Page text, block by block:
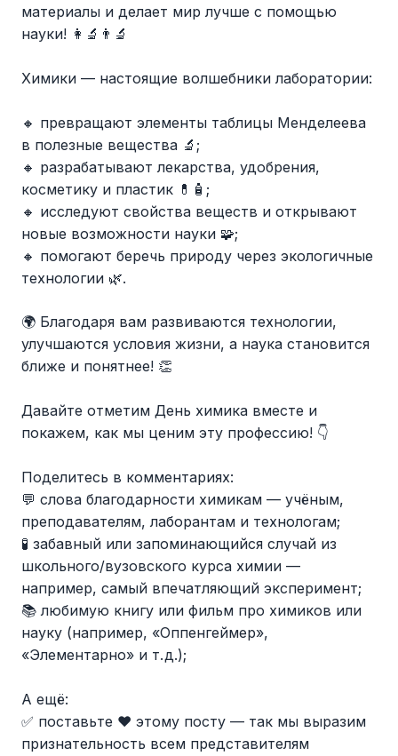
материалы и делает мир лучше с помощью
науки! 👩‍🔬👨‍🔬
Химики — настоящие волшебники лаборатории:
🔸 превращают элементы таблицы Менделеева
в полезные вещества 🔬;
🔸 разрабатывают лекарства, удобрения,
косметику и пластик 💊🧴;
🔸 исследуют свойства веществ и открывают
новые возможности науки 🧩;
🔸 помогают беречь природу через экологичные
технологии 🌿.
🌍 Благодаря вам развиваются технологии,
улучшаются условия жизни, а наука становится
ближе и понятнее! 👏
Давайте отметим День химика вместе и
покажем, как мы ценим эту профессию! 👇
Поделитесь в комментариях:
💬 слова благодарности химикам — учёным,
преподавателям, лаборантам и технологам;
🧪 забавный или запоминающийся случай из
школьного/вузовского курса химии —
например, самый впечатляющий эксперимент;
📚 любимую книгу или фильм про химиков или
науку (например, «Оппенгеймер»,
«Элементарно» и т. д.);
А ещё:
✅ поставьте ❤ этому посту — так мы выразим
признательность всем представителям